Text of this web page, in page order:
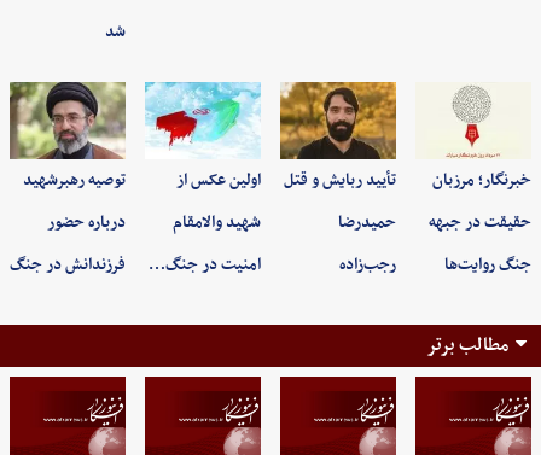
شد
خبرنگار؛ مرزبان
حقیقت در جبهه
جنگ روایت‌ها
تأیید ربایش و قتل
حمیدرضا
رجب‌زاده
اولین عکس از
شهید والامقام
امنیت در جنگ…
توصیه رهبرشهید
درباره حضور
فرزندانش در جنگ
مطالب برتر